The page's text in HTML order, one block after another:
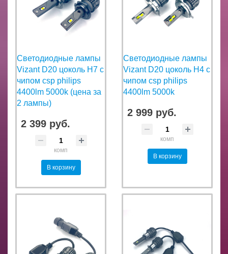
Светодиодные лампы
Vizant D20 цоколь H7 с
чипом csp philips
4400lm 5000k (цена за
2 лампы)
2 399 руб.
комп
В корзину
Светодиодные лампы
Vizant D20 цоколь H4 с
чипом csp philips
4400lm 5000k
2 999 руб.
комп
В корзину